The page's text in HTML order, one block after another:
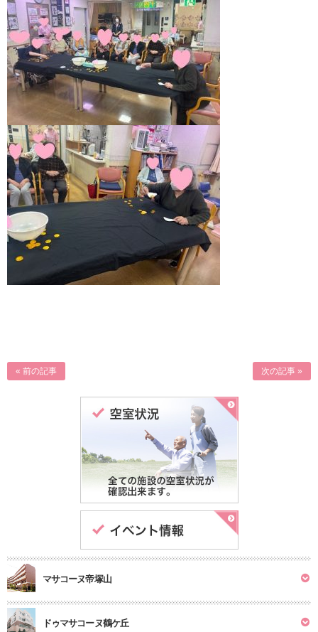
« 前の記事 次の記事 »
マサコーヌ帝塚山
ドゥマサコーヌ鶴ケ丘